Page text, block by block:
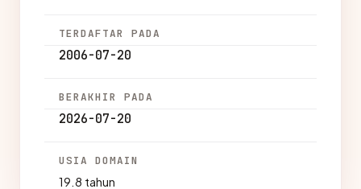
TERDAFTAR PADA
2006-07-20
BERAKHIR PADA
2026-07-20
USIA DOMAIN
19.8 tahun